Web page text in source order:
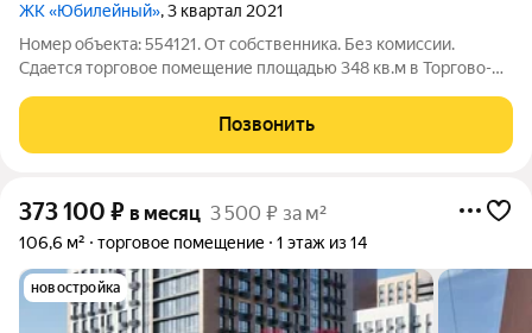
ЖК «Юбилейный», 3 квартал 2021
Номер объекта: 554121. От собственника. Без комиссии.
Сдается торговое помещение площадью 348 кв.м в Торгово-
Сержантова, 9/27. Характеристики и преимущества: - 1-й этаж -
1-я линия, объект
Позвонить
373 100 ₽ в месяц 3 500 ₽ за м²
106,6 м² торговое помещение 1 этаж из 14
новостройка